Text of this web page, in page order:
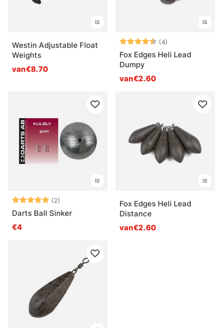
Westin Adjustable Float
Weights
van€8.70
Beoordeling:
(4)
Fox Edges Heli Lead
Dumpy
van€2.60
Beoordeling:
(2)
Darts Ball Sinker
€4
Fox Edges Heli Lead
Distance
van€2.60